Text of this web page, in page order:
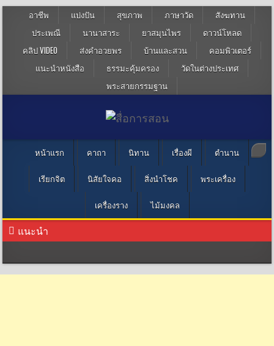
อาชีพ แบ่งปัน สุขภาพ ภาษาวัด
สังฆทาน
ประเพณี
นานาสาระ ยาสมุนไพร
ดาวน์โหลด
คลิป VIDEO
ส่งคำอวยพร บ้านและสวน
คอมพิวเตอร์
แนะนำหนังสือ
ธรรมะคุ้มครอง
วัดในต่างประเทศ
พระสายกรรมฐาน
หน้าแรก คาถา นิทาน เรื่องผี ตำนาน
เรียกจิต นิสัยใจคอ สิ่งนำโชค พระเครื่อง
เครื่องราง ไม้มงคล
แนะนำ